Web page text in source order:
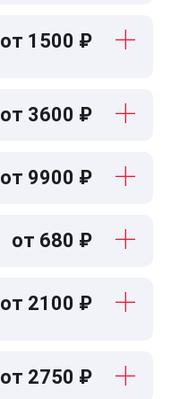
от 1500 ₽
от 3600 ₽
от 9900 ₽
от 680 ₽
от 2100 ₽
от 2750 ₽